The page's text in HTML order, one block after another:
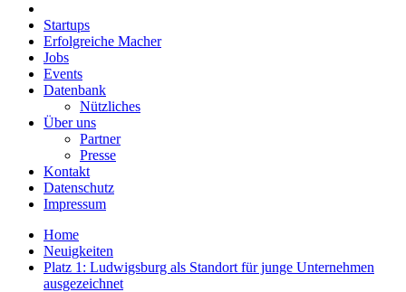
Württemberg
Startups
Erfolgreiche Macher
Jobs
Events
Datenbank
Nützliches
Über uns
Partner
Presse
Kontakt
Datenschutz
Impressum
Home
Neuigkeiten
Platz 1: Ludwigsburg als Standort für junge Unternehmen
ausgezeichnet